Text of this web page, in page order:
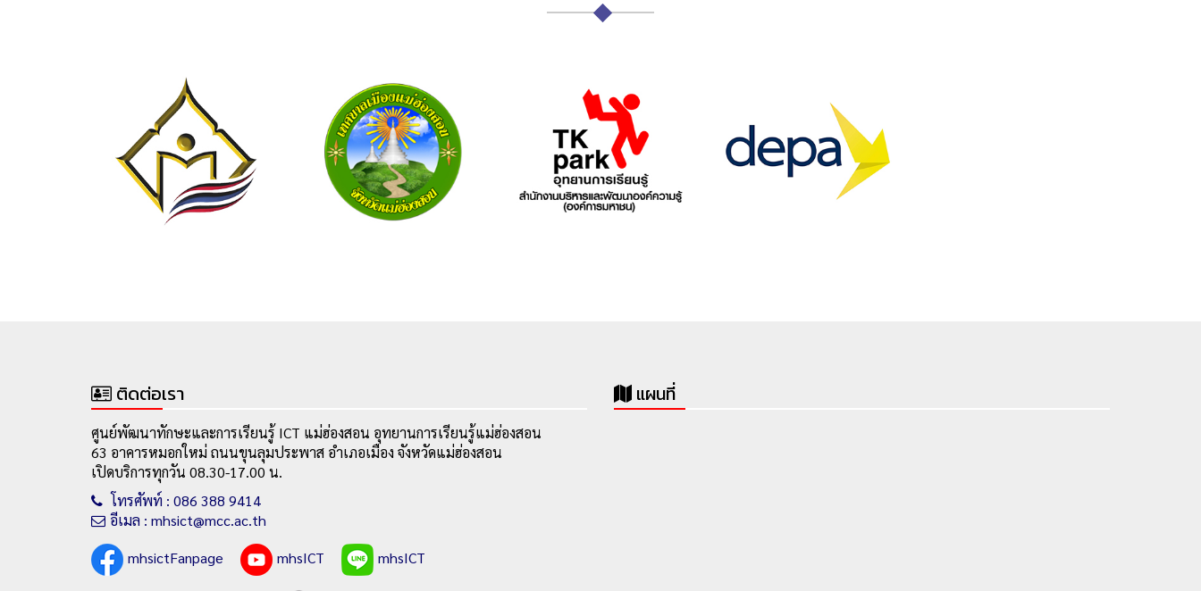
ติดต่อเรา
ศูนย์พัฒนาทักษะและการเรียนรู้ ICT แม่ฮ่องสอน อุทยานการเรียนรู้แม่ฮ่องสอน
63 อาคารหมอกใหม่ ถนนขุนลุมประพาส อำเภอเมือง จังหวัดแม่ฮ่องสอน
เปิดบริการทุกวัน 08.30-17.00 น.
โทรศัพท์ : 086 388 9414
อีเมล : mhsict@mcc.ac.th
mhsictFanpage
mhsICT mhsICT
แผนที่